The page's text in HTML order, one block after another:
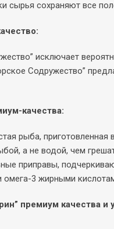
сырья сохраняют все
исключает
Содружество”
качества:
рыба, приготовленная
а не водой, чем
приправы,
омега-3 жирными
премиум качества